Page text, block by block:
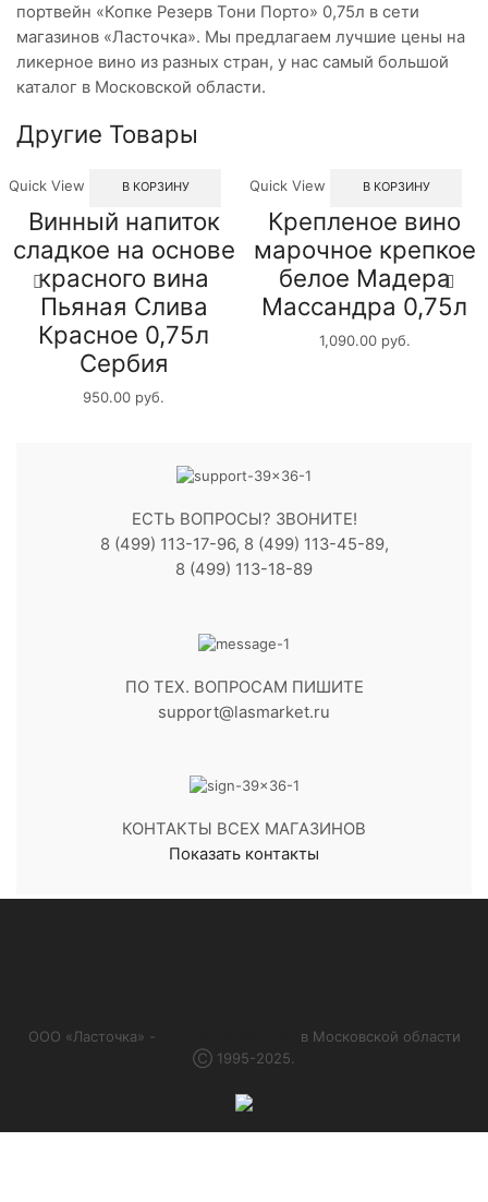
портвейн «Копке Резерв Тони Порто» 0,75л в сети
магазинов «Ласточка». Мы предлагаем лучшие цены на
ликерное вино из разных стран, у нас самый большой
каталог в Московской области.
Другие Товары
Quick View В КОРЗИНУ
Винный напиток
сладкое на основе
красного вина
Пьяная Слива
Красное 0,75л
Сербия
950.00 руб.
Quick View В КОРЗИНУ
Крепленое вино
марочное крепкое
белое Мадера
Массандра 0,75л
1,090.00 руб.
ЕСТЬ ВОПРОСЫ? ЗВОНИТЕ!
8 (499) 113-17-96, 8 (499) 113-45-89,
8 (499) 113-18-89
ПО ТЕХ. ВОПРОСАМ ПИШИТЕ
support@lasmarket.ru
КОНТАКТЫ ВСЕХ МАГАЗИНОВ
Показать контакты
ООО «Ласточка» -
в Московской области
Ⓒ 1995-2025.